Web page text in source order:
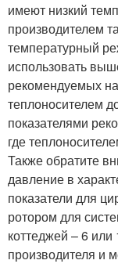
имеют низкий
производителем
температурный
использовать
рекомендуемых
теплоносителем
показателями
где
Также обратите
давление в
показатели для
ротором для
коттеджей – 6
производителя и